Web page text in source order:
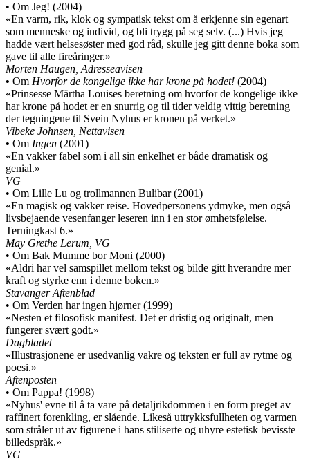
• Om Jeg! (2004)
«En varm, rik, klok og sympatisk tekst om å erkjenne sin egenart
som menneske og individ, og bli trygg på seg selv. (...) Hvis jeg
hadde vært helsesøster med god råd, skulle jeg gitt denne boka som
gave til alle fireåringer.»
Morten Haugen, Adresseavisen
• Om Hvorfor de kongelige ikke har krone på hodet! (2004)
«Prinsesse Märtha Louises beretning om hvorfor de kongelige ikke
har krone på hodet er en snurrig og til tider veldig vittig beretning
der tegningene til Svein Nyhus er kronen på verket.»
Vibeke Johnsen, Nettavisen
• Om Ingen (2001)
«En vakker fabel som i all sin enkelhet er både dramatisk og
genial.»
VG
• Om Lille Lu og trollmannen Bulibar (2001)
«En magisk og vakker reise. Hovedpersonens ydmyke, men også
livsbejaende vesenfanger leseren inn i en stor ømhetsfølelse.
Terningkast 6.»
May Grethe Lerum, VG
• Om Bak Mumme bor Moni (2000)
«Aldri har vel samspillet mellom tekst og bilde gitt hverandre mer
kraft og styrke enn i denne boken.»
Stavanger Aftenblad
• Om Verden har ingen hjørner (1999)
«Nesten et filosofisk manifest. Det er dristig og originalt, men
fungerer svært godt.»
Dagbladet
«Illustrasjonene er usedvanlig vakre og teksten er full av rytme og
poesi.»
Aftenposten
• Om Pappa! (1998)
«Nyhus' evne til å ta vare på detaljrikdommen i en form preget av
raffinert forenkling, er slående. Likeså uttrykksfullheten og varmen
som stråler ut av figurene i hans stiliserte og uhyre estetisk bevisste
billedspråk.»
VG